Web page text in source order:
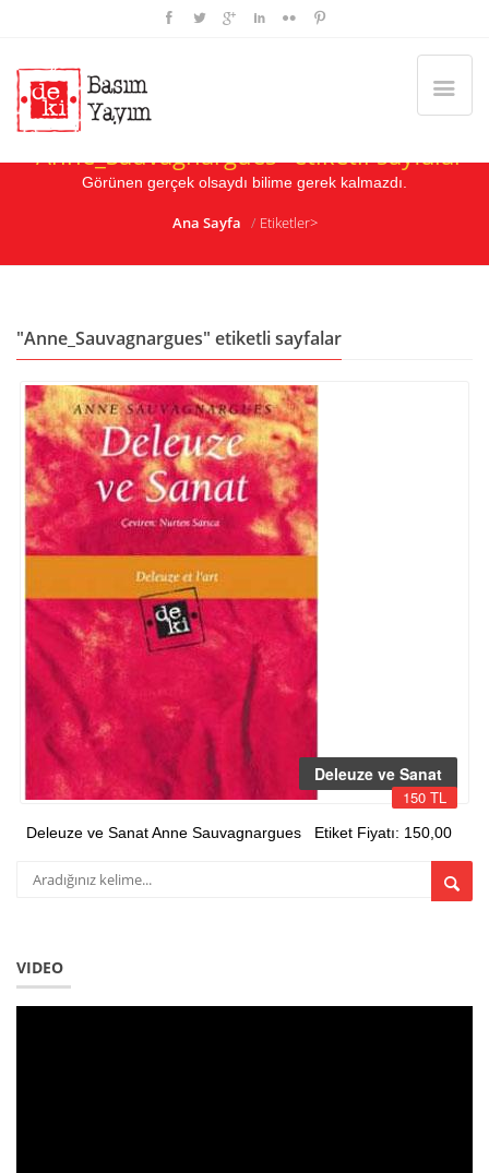
"Anne_Sauvagnargues" etiketli sayfalar
Görünen gerçek olsaydı bilime gerek kalmazdı.
Ana Sayfa Etiketler>
"Anne_Sauvagnargues" etiketli sayfalar
Deleuze ve Sanat
150 TL
Deleuze ve Sanat Anne Sauvagnargues Etiket Fiyatı: 150,00
VIDEO